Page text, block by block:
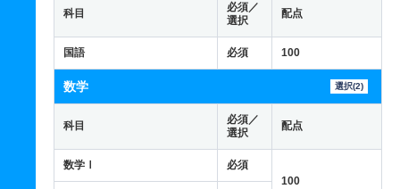
科目
必須／
選択
配点
国語 必須 100
数学 選択(2)
科目
必須／
選択
配点
数学Ⅰ
必須
100